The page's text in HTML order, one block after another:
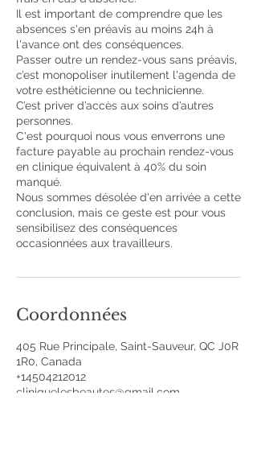
Il est important de comprendre que les
absences s'en préavis au moins 24h à
l'avance ont des conséquences.
Passer outre un rendez-vous sans préavis,
c’est monopoliser inutilement l'agenda de
votre esthéticienne ou technicienne.
C’est priver d’accès aux soins d’autres
personnes.
C'est pourquoi nous vous enverrons une
facture payable au prochain rendez-vous
en clinique équivalent à 40% du soin
manqué.
Nous sommes désolée d'en arrivée a cette
conclusion, mais ce geste est pour vous
sensibilisez des conséquences
occasionnées aux travailleurs.
Coordonnées
405 Rue Principale, Saint-Sauveur, QC J0R
1R0, Canada
+14504212012
cliniquelesbeautes@gmail.com